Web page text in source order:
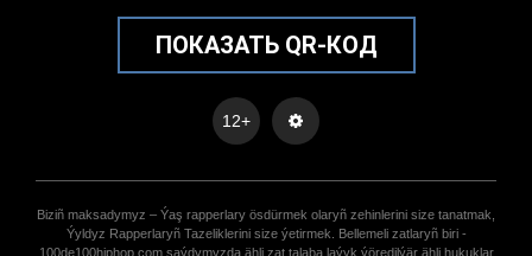
ПОКАЗАТЬ QR-КОД
12+
Biziñ maksadymyz – Ýaş rapperlary ösdürmek olaryñ zehinlerini size tanatmak,
Ýyldyz Rapperlaryñ Tazeliklerini size ýetirmek. Bellemeli zatlaryñ biri -
100de100hiphop.com saýdymyzda ähli zat talaba laýyk ýöredilýär ähli hukuklar